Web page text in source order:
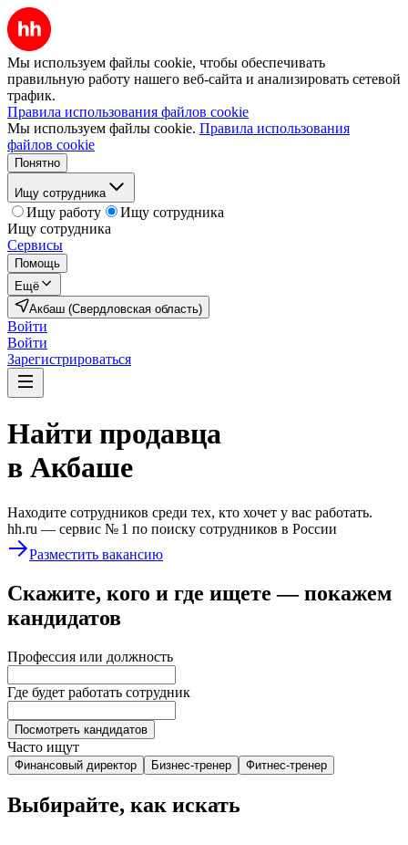
Мы используем файлы cookie, чтобы обеспечивать
правильную работу нашего веб-сайта и анализировать сетевой
трафик.
Правила использования файлов cookie
Мы используем файлы cookie. Правила использования
файлов cookie
Понятно
Ищу сотрудника
Ищу работу
Ищу сотрудника
Ищу сотрудника
Сервисы
Помощь
Ещё
Акбаш (Свердловская область)
Войти
Войти
Зарегистрироваться
Найти продавца
в Акбаше
Находите сотрудников среди тех, кто хочет у вас работать.
hh.ru — сервис № 1 по поиску сотрудников в России
Разместить вакансию
Скажите, кого и где ищете — покажем
кандидатов
Профессия или должность
Где будет работать сотрудник
Посмотреть кандидатов
Часто ищут
Финансовый директор Бизнес-тренер Фитнес-тренер
Выбирайте, как искать